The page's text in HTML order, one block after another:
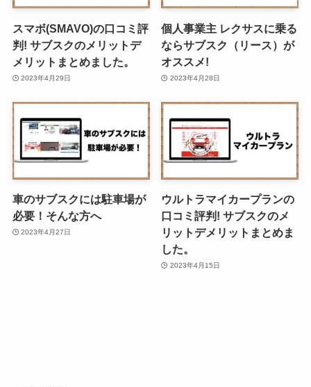
スマボ(SMAVO)の口コミ評
判! サブスクのメリットデ
メリットまとめました。
2023年4月29日
個人事業主 レクサスに乗る
ならサブスク（リース）が
オススメ!
2023年4月28日
車のサブスクには駐車場が
必要！そんな方へ
2023年4月27日
ウルトラマイカープランの
口コミ評判! サブスクのメ
リットデメリットまとめま
した。
2023年4月15日